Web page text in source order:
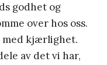
godhet og
over hos oss.
med kjærlighet.
av det vi har,